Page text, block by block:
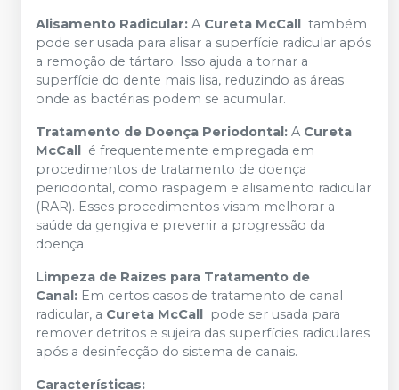
Alisamento Radicular: A Cureta McCall também
pode ser usada para alisar a superfície radicular após
a remoção de tártaro. Isso ajuda a tornar a
superfície do dente mais lisa, reduzindo as áreas
onde as bactérias podem se acumular.
Tratamento de Doença Periodontal: A Cureta
McCall é frequentemente empregada em
procedimentos de tratamento de doença
periodontal, como raspagem e alisamento radicular
(RAR). Esses procedimentos visam melhorar a
saúde da gengiva e prevenir a progressão da
doença.
Limpeza de Raízes para Tratamento de
Canal: Em certos casos de tratamento de canal
radicular, a Cureta McCall pode ser usada para
remover detritos e sujeira das superfícies radiculares
após a desinfecção do sistema de canais.
Características: